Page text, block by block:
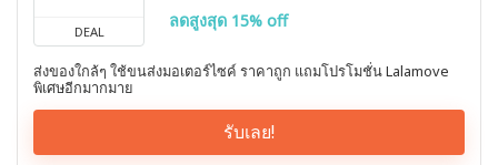
DEAL
ลดสูงสุด 15% off
ส่งของใกล้ๆ ใช้ขนส่งมอเตอร์ไซค์ ราคาถูก แถมโปรโมชั่น Lalamove
พิเศษอีกมากมาย
รับเลย!